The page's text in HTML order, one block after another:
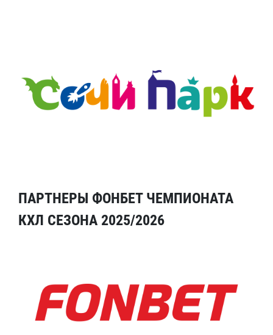
ПАРТНЕРЫ ФОНБЕТ ЧЕМПИОНАТА
КХЛ СЕЗОНА 2025/2026